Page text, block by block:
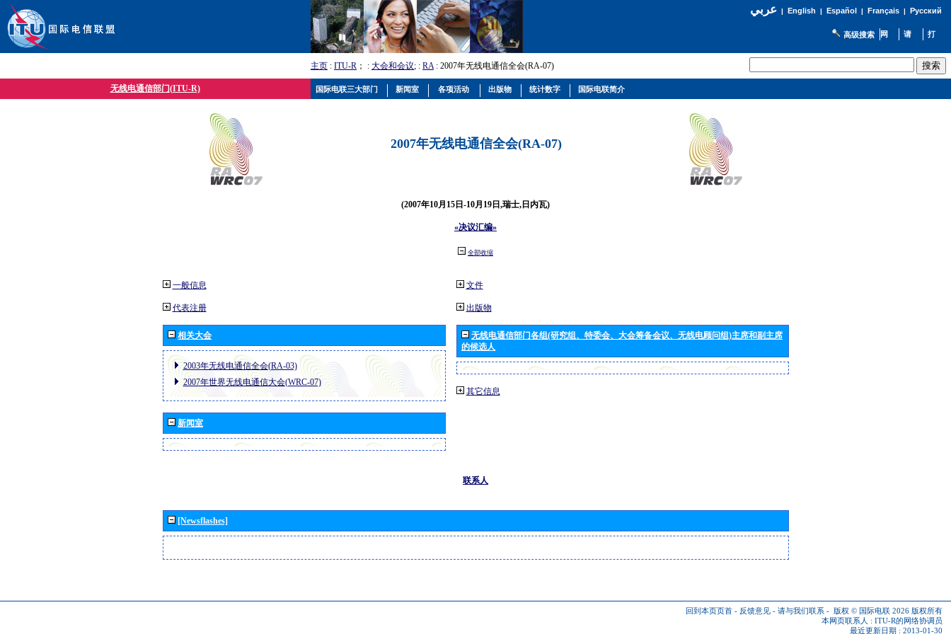
عربي| English | Español | Français| Русский
高级搜索
主页 : ITU-R ； : 大会和会议; : RA: 2007年无线电通信全会(RA-07)
无线电通信部门(ITU-R)
2007年无线电通信全会(RA-07)
(2007年10月15日-10月19日,瑞士,日内瓦)
«决议汇编»
全部收缩
一般信息
代表注册
相关大会
2003年无线电通信全会(RA-03)
2007年世界无线电通信大会(WRC-07)
新闻室
文件
出版物
无线电通信部门各组(研究组、特委会、大会筹备会议、无线电顾问组)主席和副主席
的候选人
其它信息
联系人
[Newsflashes]
回到本页页首 - 反馈意见 - 请与我们联系 - 版权 © 国际电联 2026 版权所有
本网页联系人 : ITU-R的网络协调员
最近更新日期 : 2013-01-30
国际电联三大部门 新闻室 各项活动 出版物 统计数字 国际电联简介